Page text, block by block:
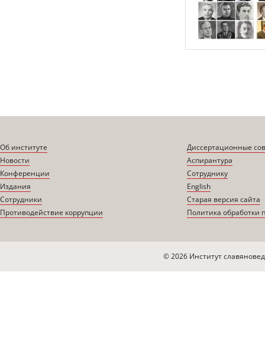
Об институте
Новости
Конференции
Издания
Сотрудники
Противодействие коррупции
Диссертационные
Аспирантура
Сотруднику
English
Старая версия сайта
Политика обработки
© 2026 Институт